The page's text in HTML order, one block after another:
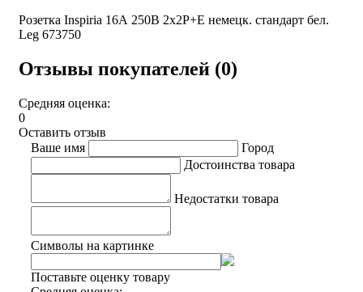
Розетка Inspiria 16А 250В 2х2P+E немецк. стандарт бел.
Leg 673750
Отзывы покупателей (0)
Средняя оценка:
0
Оставить отзыв
Ваше имя
Город
Достоинства товара
Недостатки товара
Символы на картинке
Поставьте оценку товару